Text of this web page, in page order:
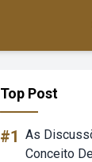
Top Post
#1 As
Conceito